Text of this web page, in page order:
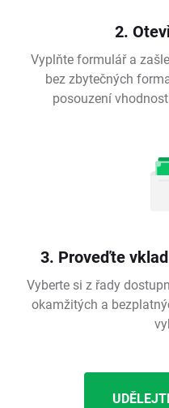
2.
Vyplňte formulář a
bez zbytečných
posouzení
3. Proveďte
Vyberte si z řady
okamžitých a